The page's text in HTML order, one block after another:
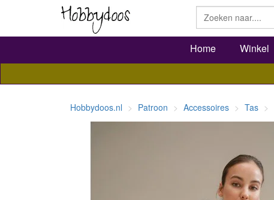
Home Winkel
Hobbydoos.nl Patroon Accessoires Tas